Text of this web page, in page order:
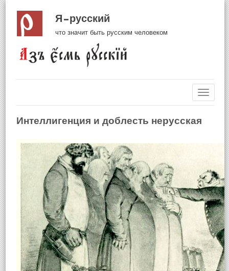
Я русский
что значит быть русским человеком
Интеллигенция и доблесть нерусская